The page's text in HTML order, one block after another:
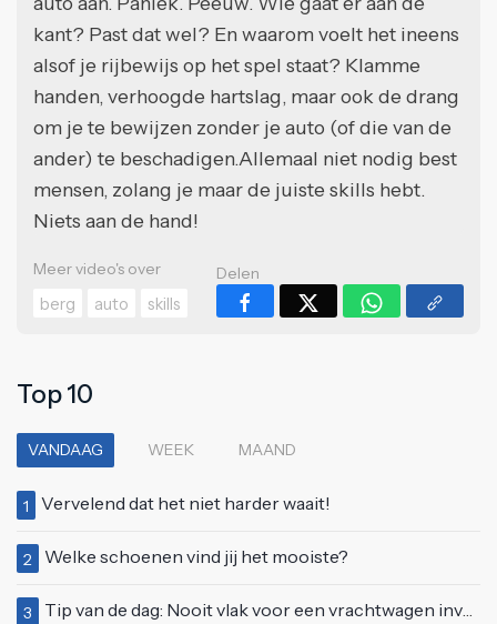
kant? Past dat wel? En waarom voelt het ineens
alsof je rijbewijs op het spel staat? Klamme
handen, verhoogde hartslag, maar ook de drang
om je te bewijzen zonder je auto (of die van de
ander) te beschadigen.Allemaal niet nodig best
mensen, zolang je maar de juiste skills hebt.
Niets aan de hand!
Meer video's over
berg
auto skills
Delen
Top 10
VANDAAG WEEK MAAND
1 Vervelend dat het niet harder waait!
2 Welke schoenen vind jij het mooiste?
3 Tip van de dag: Nooit vlak voor een vrachtwagen invoegen